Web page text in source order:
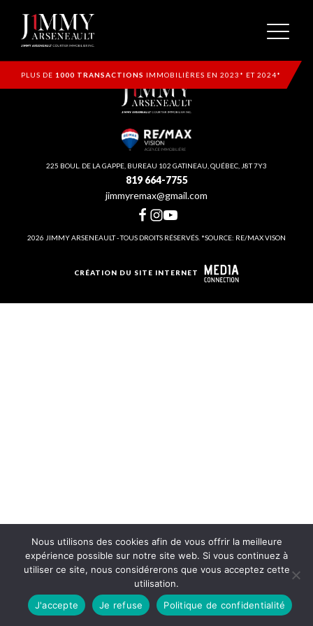
PLUS DE 1000 TRANSACTIONS IMMOBILIÈRES EN 2023* ET 2024*
225 BOUL. DE LA GAPPE, BUREAU 102 GATINEAU, QUÉBEC, J8T 7Y3
819 664-7755
jimmyremax@gmail.com
2026 JIMMY ARSENEAULT - TOUS DROITS RÉSERVÉS. *SOURCE: RE/MAX VISON
CRÉATION DU SITE INTERNET
Nous utilisons des cookies afin de vous offrir la meilleure
expérience possible sur notre site web. Si vous continuez à
utiliser ce site, nous considérerons que vous acceptez cette
utilisation.
J'accepte
Je refuse Politique de confidentialité